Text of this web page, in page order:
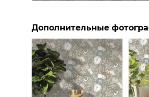
Дополнительные